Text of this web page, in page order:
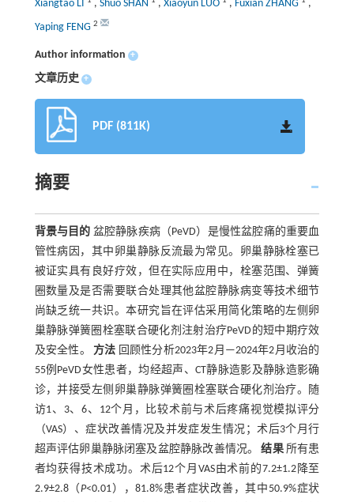
Xiangtao LI , Shuo SHAN , Xiaoyun LUO , Fuxian ZHANG
,
Yaping FENG 2
Author information +
文章历史 +
PDF (811K)
摘要
背景与目的 盆腔静脉疾病（PeVD）是慢性盆腔痛的重要血
管性病因，其中卵巢静脉反流最为常见。卵巢静脉栓塞已
被证实具有良好疗效，但在实际应用中，栓塞范围、弹簧
圈数量及是否需要联合处理其他盆腔静脉病变等技术细节
尚缺乏统一共识。本研究旨在评估采用简化策略的左侧卵
巢静脉弹簧圈栓塞联合硬化剂注射治疗PeVD的短中期疗效
及安全性。方法 回顾性分析2023年2月—2024年2月收治的
55例PeVD女性患者，均经超声、CT静脉造影及静脉造影确
诊，并接受左侧卵巢静脉弹簧圈栓塞联合硬化剂治疗。随
访1、3、6、12个月，比较术前与术后疼痛视觉模拟评分
（VAS）、症状改善情况及并发症发生情况；术后3个月行
超声评估卵巢静脉闭塞及盆腔静脉改善情况。结果所有患
者均获得技术成功。术后12个月VAS由术前的7.2±1.2降至
2.9±2.8（P<0.01），81.8%患者症状改善，其中50.9%症状